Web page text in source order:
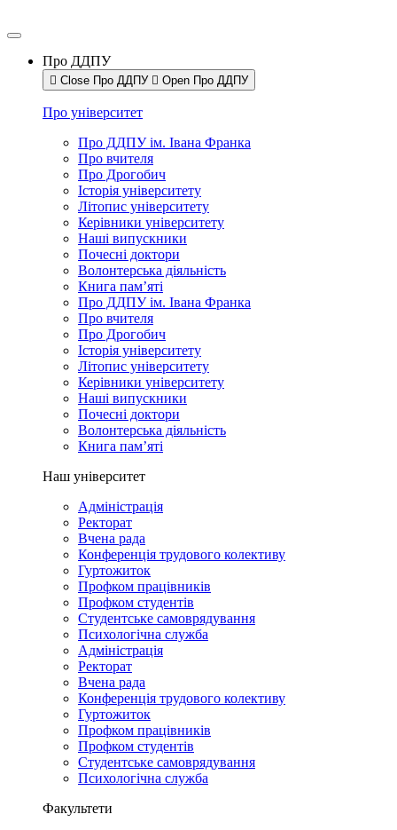
Про ДДПУ
Close Про ДДПУ Open Про ДДПУ
Про університет
Про ДДПУ ім. Івана Франка
Про вчителя
Про Дрогобич
Історія університету
Літопис університету
Керівники університету
Наші випускники
Почесні доктори
Волонтерська діяльність
Книга пам’яті
Про ДДПУ ім. Івана Франка
Про вчителя
Про Дрогобич
Історія університету
Літопис університету
Керівники університету
Наші випускники
Почесні доктори
Волонтерська діяльність
Книга пам’яті
Наш університет
Адміністрація
Ректорат
Вчена рада
Конференція трудового колективу
Гуртожиток
Профком працівників
Профком студентів
Студентське самоврядування
Психологічна служба
Адміністрація
Ректорат
Вчена рада
Конференція трудового колективу
Гуртожиток
Профком працівників
Профком студентів
Студентське самоврядування
Психологічна служба
Факультети